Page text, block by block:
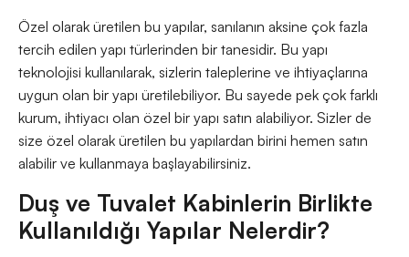
Özel olarak üretilen bu yapılar, sanılanın aksine çok fazla
tercih edilen yapı türlerinden bir tanesidir. Bu yapı
teknolojisi kullanılarak, sizlerin taleplerine ve ihtiyaçlarına
uygun olan bir yapı üretilebiliyor. Bu sayede pek çok farklı
kurum, ihtiyacı olan özel bir yapı satın alabiliyor. Sizler de
size özel olarak üretilen bu yapılardan birini hemen satın
alabilir ve kullanmaya başlayabilirsiniz.
Duş ve Tuvalet Kabinlerin Birlikte
Kullanıldığı Yapılar Nelerdir?